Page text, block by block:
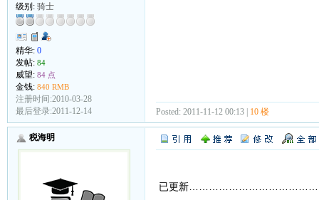
级别: 骑士
精华: 0
发帖: 84
威望: 84 点
金钱: 840 RMB
注册时间:2010-03-28
最后登录:2011-12-14
Posted: 2011-11-12 00:13 | 10 楼
税海明
已更新